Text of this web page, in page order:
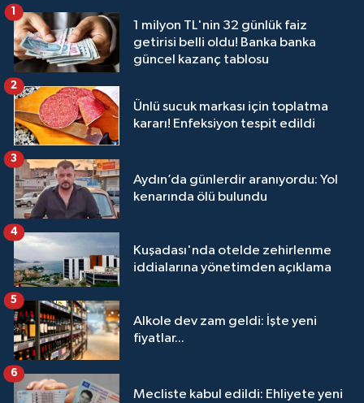
1 milyon TL'nin 32 günlük faiz
getirisi belli oldu! Banka banka
güncel kazanç tablosu
Ünlü sucuk markası için toplatma
kararı! Enfeksiyon tespit edildi
2
Aydın’da günlerdir aranıyordu: Yol
kenarında ölü bulundu
3
Kuşadası'nda otelde zehirlenme
iddialarına yönetimden açıklama
4
Alkole dev zam geldi: İşte yeni
fiyatlar...
5
Mecliste kabul edildi: Ehliyete yeni
6